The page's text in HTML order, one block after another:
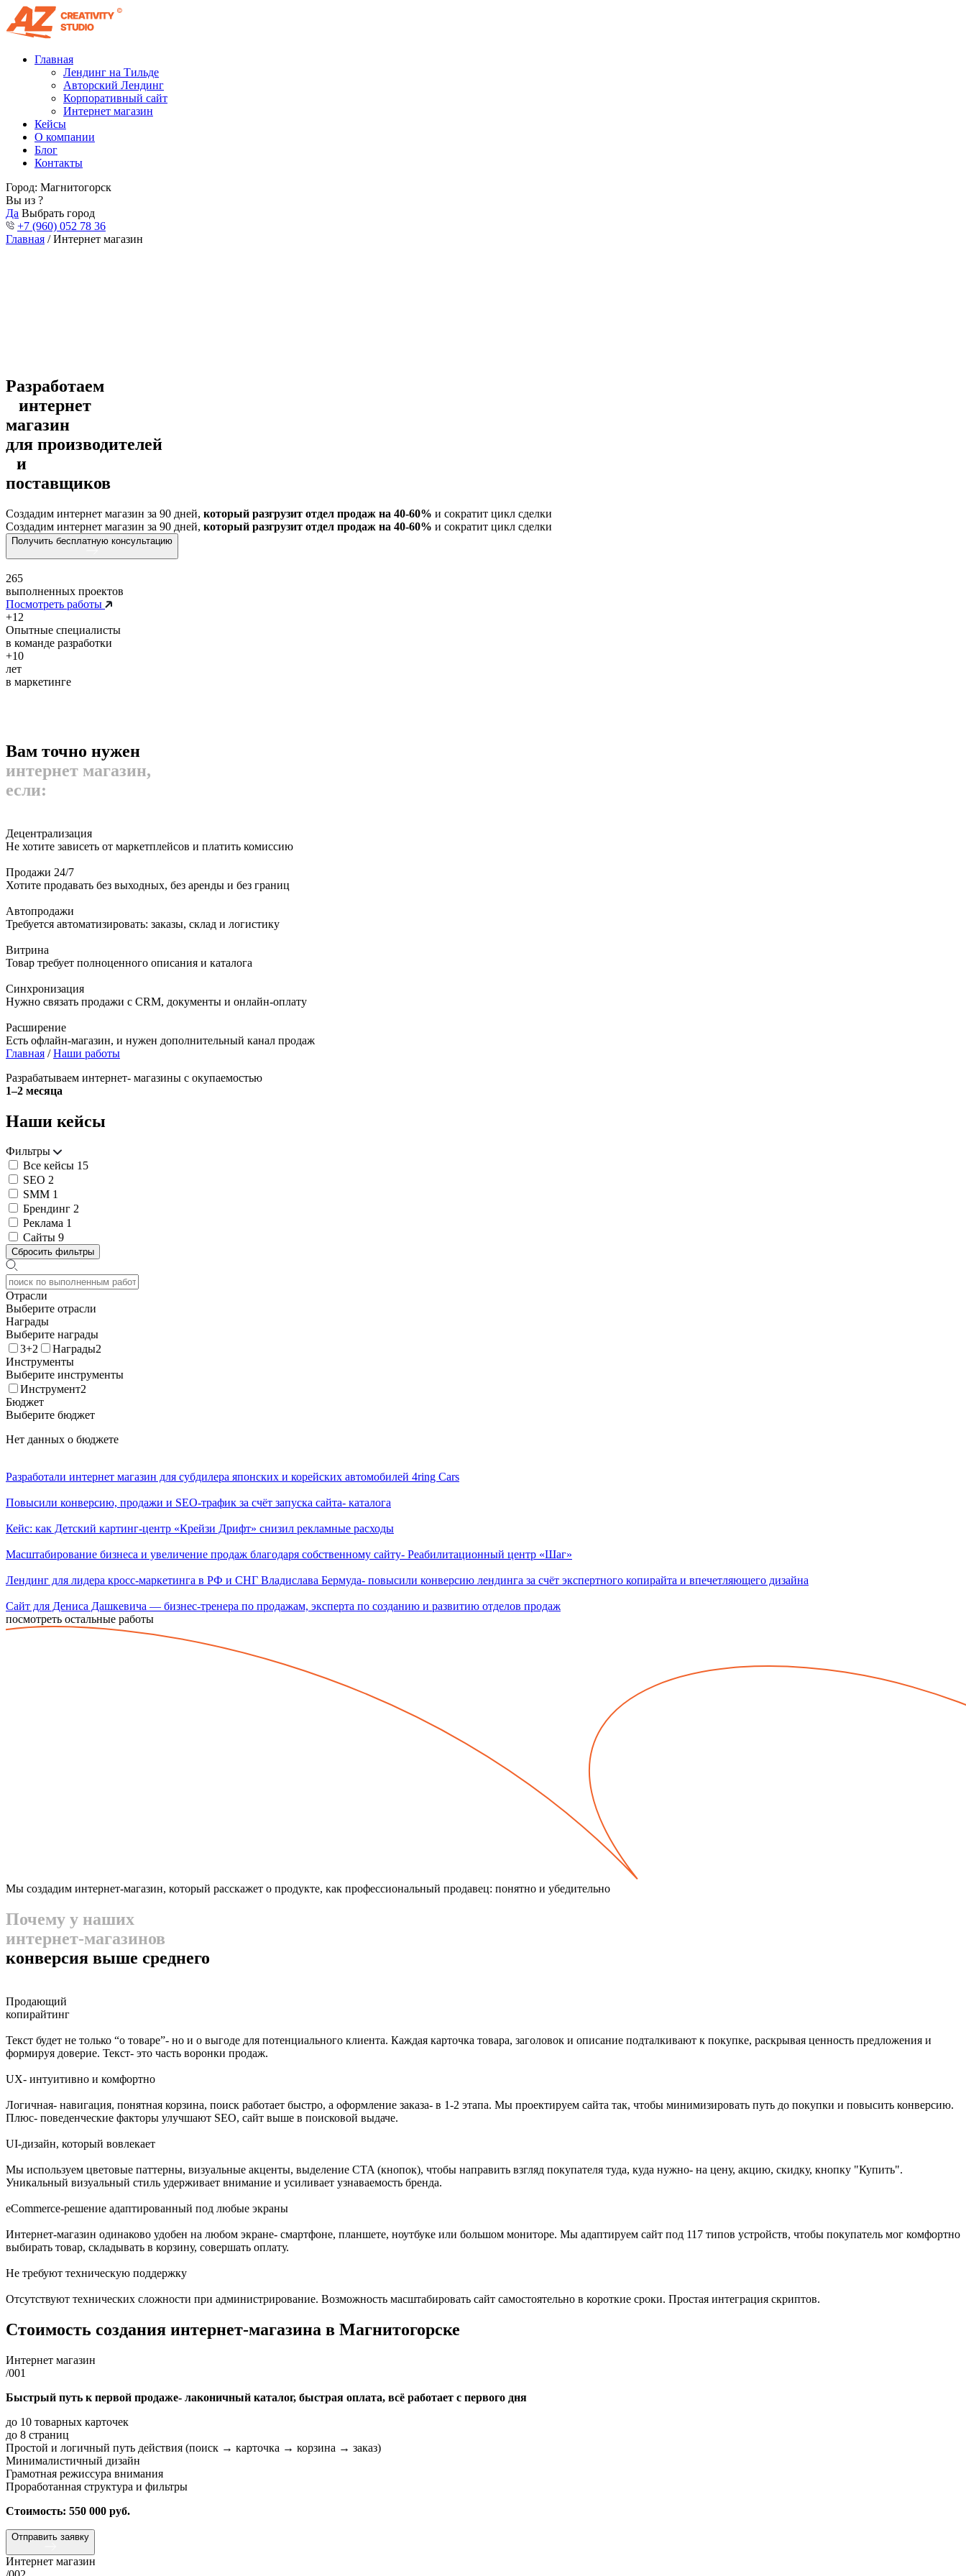
Главная
Лендинг на Тильде
Авторский Лендинг
Корпоративный сайт
Интернет магазин
Кейсы
О компании
Блог
Контакты
Город: Магнитогорск
Вы из ?
Да Выбрать город
+7 (960) 052 78 36
Главная / Интернет магазин
Разработаем
интернет
магазин
для производителей
и
поставщиков
Создадим интернет магазин за 90 дней, который разгрузит отдел продаж на 40-60% и сократит цикл сделки
Создадим интернет магазин за 90 дней, который разгрузит отдел продаж на 40-60% и сократит цикл сделки
Получить бесплатную консультацию
265
выполненных проектов
Посмотреть работы
+12
Опытные специалисты
в команде разработки
+10
лет
в маркетинге
Вам точно нужен
интернет магазин,
если:
Децентрализация
Не хотите зависеть от маркетплейсов и платить комиссию
Продажи 24/7
Хотите продавать без выходных, без аренды и без границ
Автопродажи
Требуется автоматизировать: заказы, склад и логистику
Витрина
Товар требует полноценного описания и каталога
Синхронизация
Нужно связать продажи с CRM, документы и онлайн-оплату
Расширение
Есть офлайн-магазин, и нужен дополнительный канал продаж
Главная /Наши работы
Разрабатываем интернет- магазины с окупаемостью
1–2 месяца
Наши кейсы
Фильтры
Все кейсы 15
SEO 2
SMM 1
Брендинг 2
Реклама 1
Сайты 9
Сбросить фильтры
Отрасли
Выберите отрасли
Награды
Выберите награды
3+2
Награды2
Инструменты
Выберите инструменты
Инструмент2
Бюджет
Выберите бюджет
Нет данных о бюджете
Разработали интернет магазин для субдилера японских и корейских автомобилей 4ring Cars
Повысили конверсию, продажи и SEO-трафик за счёт запуска сайта- каталога
Кейс: как Детский картинг-центр «Крейзи Дрифт» снизил рекламные расходы
Масштабирование бизнеса и увеличение продаж благодаря собственному сайту- Реабилитационный центр «Шаг»
Лендинг для лидера кросс-маркетинга в РФ и СНГ Владислава Бермуда- повысили конверсию лендинга за счёт экспертного копирайта и впечетляющего дизайна
Сайт для Дениса Дашкевича — бизнес-тренера по продажам, эксперта по созданию и развитию отделов продаж
посмотреть остальные работы
Мы создадим интернет-магазин, который расскажет о продукте, как профессиональный продавец: понятно и убедительно
Почему у наших
интернет-магазинов
конверсия выше среднего
Продающий
копирайтинг
Текст будет не только “о товаре”- но и о выгоде для потенциального клиента. Каждая карточка товара, заголовок и описание подталкивают к покупке, раскрывая ценность предложения и
формируя доверие. Текст- это часть воронки продаж.
UX- интуитивно и комфортно
Логичная- навигация, понятная корзина, поиск работает быстро, а оформление заказа- в 1-2 этапа. Мы проектируем сайта так, чтобы минимизировать путь до покупки и повысить конверсию.
Плюс- поведенческие факторы улучшают SEO, сайт выше в поисковой выдаче.
UI-дизайн, который вовлекает
Мы используем цветовые паттерны, визуальные акценты, выделение CTA (кнопок), чтобы направить взгляд покупателя туда, куда нужно- на цену, акцию, скидку, кнопку "Купить".
Уникальный визуальный стиль удерживает внимание и усиливает узнаваемость бренда.
eCommerce-решение адаптированный под любые экраны
Интернет-магазин одинаково удобен на любом экране- смартфоне, планшете, ноутбуке или большом мониторе. Мы адаптируем сайт под 117 типов устройств, чтобы покупатель мог комфортно
выбирать товар, складывать в корзину, совершать оплату.
Не требуют техническую поддержку
Отсутствуют технических сложности при администрирование. Возможность масштабировать сайт самостоятельно в короткие сроки. Простая интеграция скриптов.
Стоимость создания интернет-магазина в Магнитогорске
Интернет магазин
/001
Быстрый путь к первой продаже- лаконичный каталог, быстрая оплата, всё работает с первого дня
до 10 товарных карточек
до 8 страниц
Простой и логичный путь действия (поиск → карточка → корзина → заказ)
Минималистичный дизайн
Грамотная режиссура внимания
Проработанная структура и фильтры
Стоимость: 550 000 руб.
Отправить заявку
Интернет магазин